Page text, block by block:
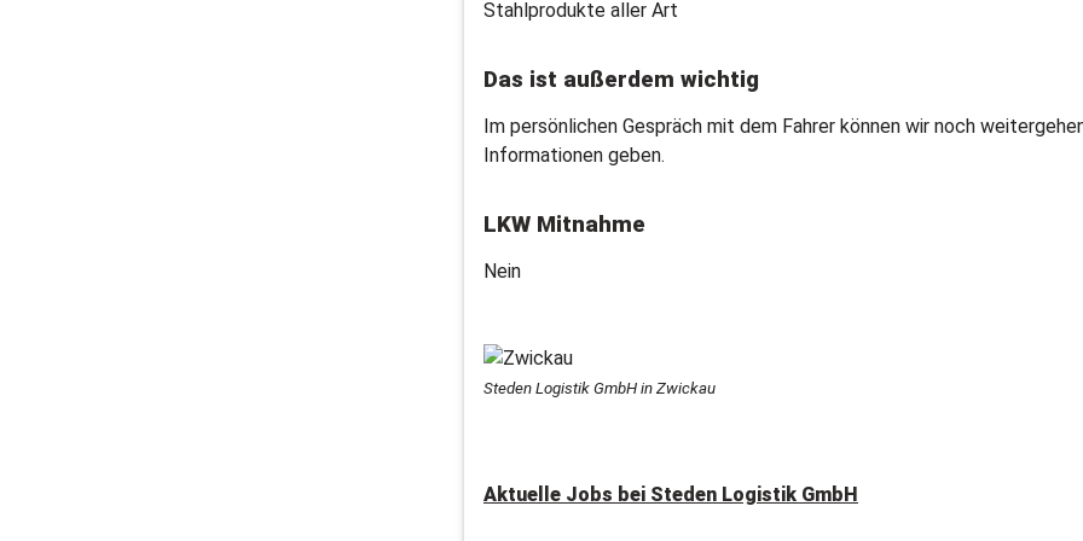
Stahlprodukte aller Art
Das ist außerdem wichtig
Im persönlichen Gespräch mit dem Fahrer können wir noch
Informationen geben.
LKW Mitnahme
Nein
Steden Logistik GmbH in Zwickau
Aktuelle Jobs bei Steden Logistik GmbH